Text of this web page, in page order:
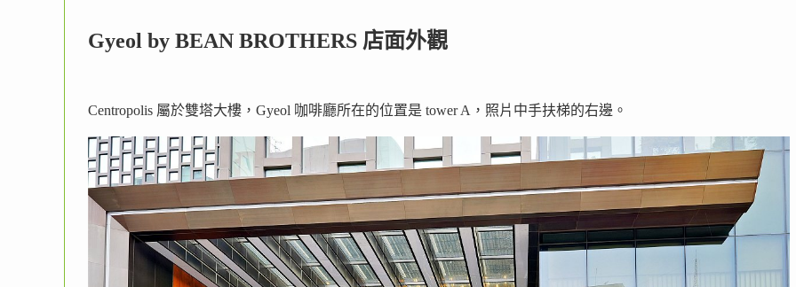
Gyeol by BEAN BROTHERS 店面外觀
Centropolis 屬於雙塔大樓，Gyeol 咖啡廳所在的位置是 tower A，照片中手扶梯的右邊。